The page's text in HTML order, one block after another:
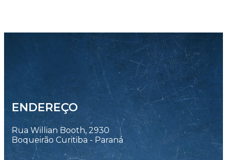
ENDEREÇO
Rua Willian Booth, 2930
Boqueirão Curitiba - Paraná